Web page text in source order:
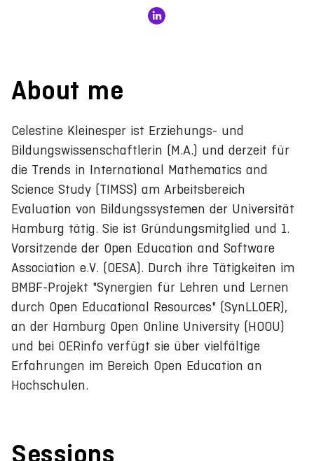
About me
Celestine Kleinesper ist Erziehungs- und
Bildungswissenschaftlerin (M.A.) und derzeit für
die Trends in International Mathematics and
Science Study (TIMSS) am Arbeitsbereich
Evaluation von Bildungssystemen der Universität
Hamburg tätig. Sie ist Gründungsmitglied und 1.
Vorsitzende der Open Education and Software
Association e.V. (OESA). Durch ihre Tätigkeiten im
BMBF-Projekt "Synergien für Lehren und Lernen
durch Open Educational Resources" (SynLLOER),
an der Hamburg Open Online University (HOOU)
und bei OERinfo verfügt sie über vielfältige
Erfahrungen im Bereich Open Education an
Hochschulen.
Sessions